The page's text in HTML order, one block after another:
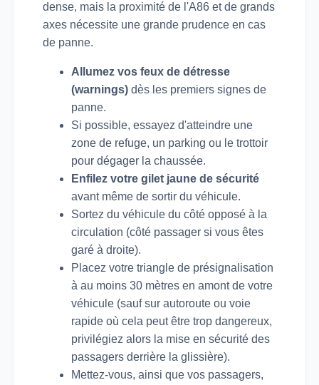
dense, mais la proximité de l'A86 et de grands
axes nécessite une grande prudence en cas
de panne.
Allumez vos feux de détresse
(warnings) dès les premiers signes de
panne.
Si possible, essayez d'atteindre une
zone de refuge, un parking ou le trottoir
pour dégager la chaussée.
Enfilez votre gilet jaune de sécurité
avant même de sortir du véhicule.
Sortez du véhicule du côté opposé à la
circulation (côté passager si vous êtes
garé à droite).
Placez votre triangle de présignalisation
à au moins 30 mètres en amont de votre
véhicule (sauf sur autoroute ou voie
rapide où cela peut être trop dangereux,
privilégiez alors la mise en sécurité des
passagers derrière la glissière).
Mettez-vous, ainsi que vos passagers,